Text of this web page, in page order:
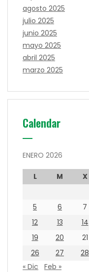
agosto 2025
julio 2025
junio 2025
mayo 2025
abril 2025
marzo 2025
Calendar
ENERO 2026
L M X
5
6 7
12
13 14
19
20 21
26
27 28
« Dic
Feb »